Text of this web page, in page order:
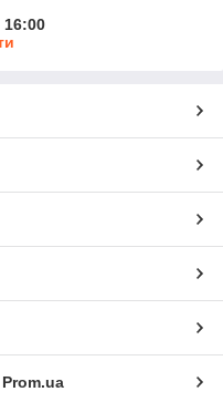
16:00
Prom.ua